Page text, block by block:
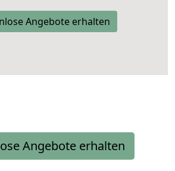
Angebote erhalten
Angebote erhalten